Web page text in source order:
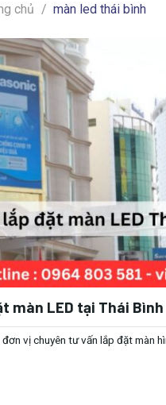
chủ / màn led thái bình
màn LED tại Thái Bình
vị chuyên tư vấn lắp đặt màn